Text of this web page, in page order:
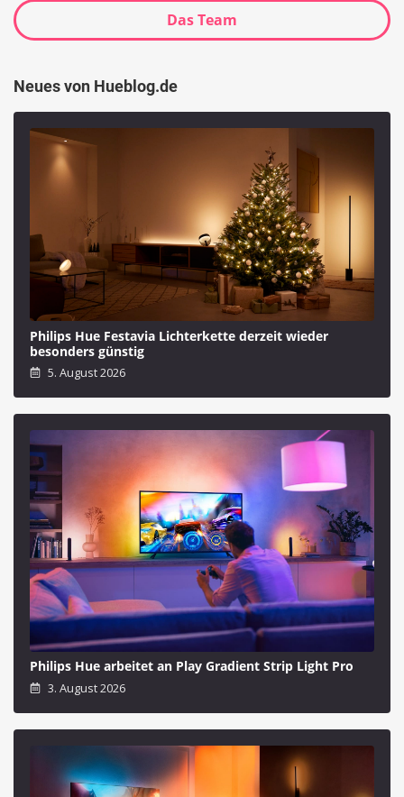
Das Team
Neues von Hueblog.de
Philips Hue Festavia Lichterkette derzeit wieder
besonders günstig
5. August 2026
Philips Hue arbeitet an Play Gradient Strip Light Pro
3. August 2026